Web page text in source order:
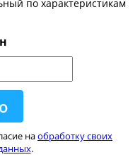
по характеристикам
наобработку своих
.